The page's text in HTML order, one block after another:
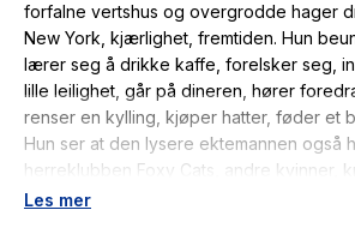
forfalne vertshus og overgrodde hager
New York, kjærlighet, fremtiden. Hun
lærer seg å drikke kaffe, forelsker seg,
lille leilighet, går på dineren, hører
renser en kylling, kjøper hatter, føder et
Hun ser at den lysere ektemannen også
herreklubben Foxy Cats, andre kvinner,
glimtene av hat - en viss kommentar fra
Les mer